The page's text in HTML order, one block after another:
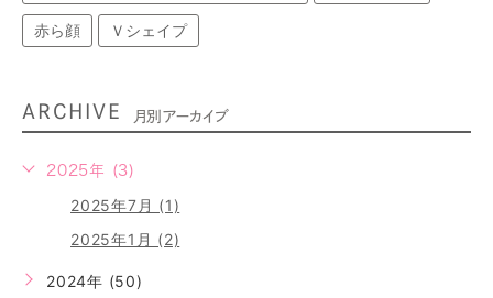
赤ら顔 Ｖシェイプ
ARCHIVE 月別アーカイブ
2025年 (3)
2025年7月 (1)
2025年1月 (2)
2024年 (50)